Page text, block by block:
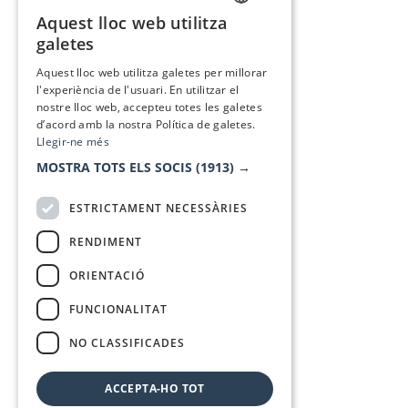
Aquest lloc web utilitza
galetes
Aquest lloc web utilitza galetes per millorar
l'experiència de l'usuari. En utilitzar el
nostre lloc web, accepteu totes les galetes
d’acord amb la nostra Política de galetes.
Llegir-ne més
MOSTRA TOTS ELS SOCIS (1913) →
ESTRICTAMENT NECESSÀRIES
RENDIMENT
ORIENTACIÓ
FUNCIONALITAT
NO CLASSIFICADES
ACCEPTA-HO TOT